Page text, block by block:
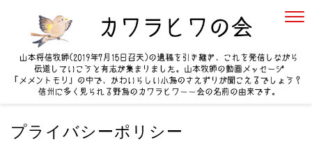
プライバシーポリシー